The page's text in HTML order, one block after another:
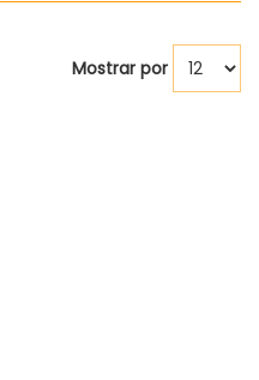
Mostrar por